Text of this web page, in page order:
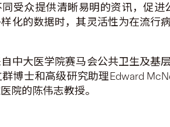
受众提供清晰易明的资讯，促
化的数据时，其灵活性为在流
中大医学院赛马会公共卫生及基
博士和高级研究助理Edward
院的陈伟志教授。